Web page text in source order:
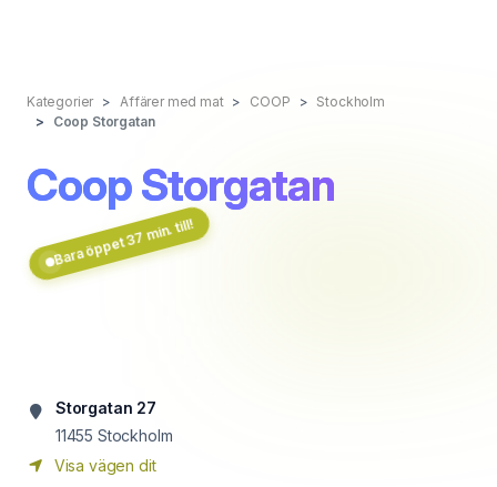
Kategorier Affärer med mat COOP
Stockholm
Coop Storgatan
Coop Storgatan
Bara öppet 37 min. till!
Storgatan 27
11455 Stockholm
Visa vägen dit